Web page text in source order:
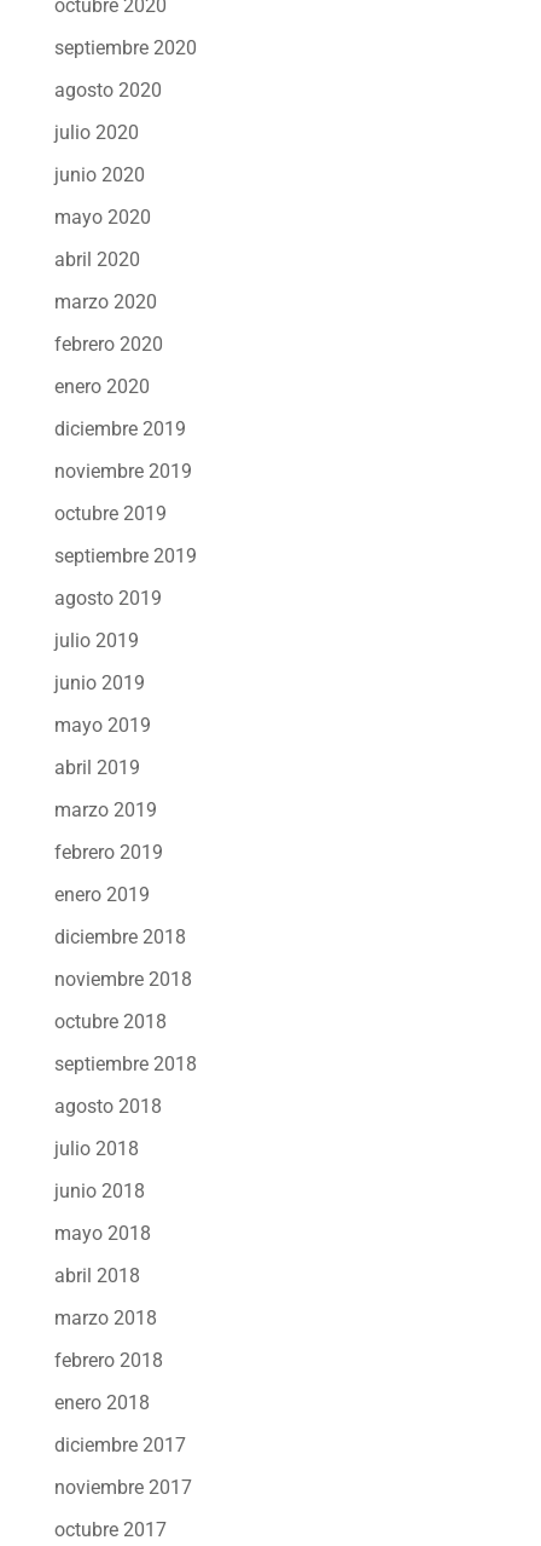
octubre 2020
septiembre 2020
agosto 2020
julio 2020
junio 2020
mayo 2020
abril 2020
marzo 2020
febrero 2020
enero 2020
diciembre 2019
noviembre 2019
octubre 2019
septiembre 2019
agosto 2019
julio 2019
junio 2019
mayo 2019
abril 2019
marzo 2019
febrero 2019
enero 2019
diciembre 2018
noviembre 2018
octubre 2018
septiembre 2018
agosto 2018
julio 2018
junio 2018
mayo 2018
abril 2018
marzo 2018
febrero 2018
enero 2018
diciembre 2017
noviembre 2017
octubre 2017